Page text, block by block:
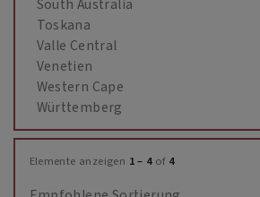
South Australia
Toskana
Valle Central
Venetien
Western Cape
Württemberg
Elemente anzeigen 1 – 4of 4